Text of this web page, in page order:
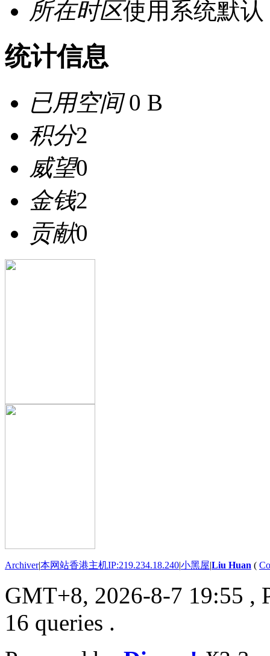
所在时区使用系统默认
统计信息
已用空间0 B
积分2
威望0
金钱2
贡献0
Archiver|本网站香港主机IP:219.234.18.240|小黑屋|Liu Huan (
GMT+8, 2026-8-7 19:55 ,
16 queries .